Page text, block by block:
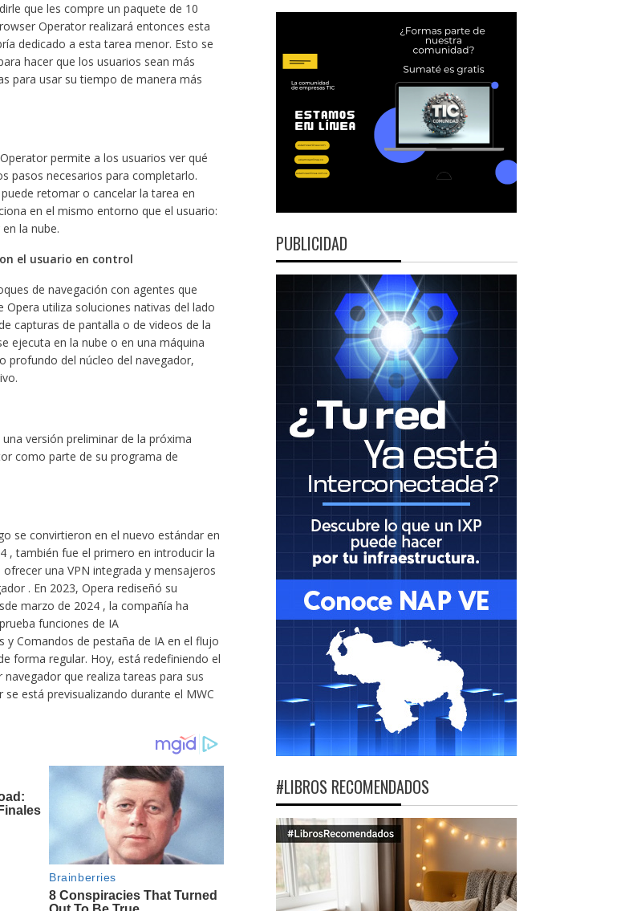
que les compre un paquete de 10
Operator realizará entonces esta
dedicado a esta tarea menor. Esto se
hacer que los usuarios sean más
para usar su tiempo de manera más
permite a los usuarios ver qué
pasos necesarios para completarlo.
retomar o cancelar la tarea en
en el mismo entorno que el usuario:
la nube.
el usuario en control
de navegación con agentes que
utiliza soluciones nativas del lado
capturas de pantalla o de videos de la
ejecuta en la nube o en una máquina
profundo del núcleo del navegador,
versión preliminar de la próxima
como parte de su programa de
se convirtieron en el nuevo estándar en
, también fue el primero en introducir la
una VPN integrada y mensajeros
. En 2023, Opera rediseñó su
marzo de 2024 , la compañía ha
funciones de IA
y Comandos de pestaña de IA en el flujo
forma regular. Hoy, está redefiniendo el
que realiza tareas para sus
está previsualizando durante el MWC
PUBLICIDAD
#LIBROS RECOMENDADOS